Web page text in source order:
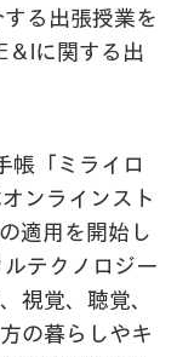
る出張授業を
＆Iに関する出
帳「ミライロ
ンラインスト
適用を開始し
テクノロジー
視覚、聴覚、
の暮らしやキ